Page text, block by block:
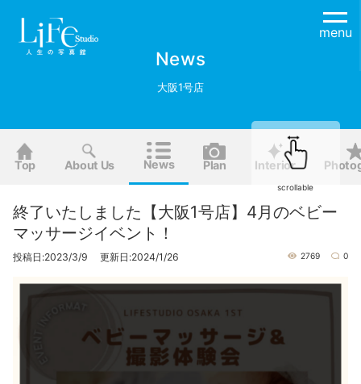
menu
News
大阪1号店
Top About Us News Plan Interior
終了いたしました【大阪1号店】4月のベビー
マッサージイベント！
投稿日:2023/3/9 更新日:2024/1/26 2769 0